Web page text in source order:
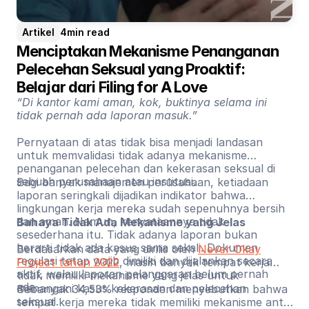
Artikel 4min read
Menciptakan Mekanisme Penanganan
Pelecehan Seksual yang Proaktif:
Belajar dari Filing for A Love
“Di kantor kami aman, kok, buktinya selama ini
tidak pernah ada laporan masuk.”
Pernyataan di atas tidak bisa menjadi landasan
untuk memvalidasi tidak adanya mekanisme
penanganan pelecehan dan kekerasan seksual di
sebuah perusahaan atau institusi.
Bagi banyak manajemen perusahaan, ketiadaan
laporan seringkali dijadikan indikator bahwa
lingkungan kerja mereka sudah sepenuhnya bersih
dan aman. Namun, kenyataannya tidak
sesederhana itu. Tidak adanya laporan bukan
berarti tidak ada kasus sama sekali. Dokumen
regulasi tetap wajib dimiliki dan dijalankan secara
aktif, walau laporan pelanggaran belum pernah
ada.
Bahaya Tidak Ada Mekanisme yang Jelas
Berdasarkan data yang dirilis olehNever Okay
Project tahun 2022, masih banyak tempat kerja
tidak memiliki mekanisme yang jelas untuk
menangani kasus kekerasan dan pelecehan
seksual.
Sebanyak 34,53% responden menyebutkan bahwa
tempat kerja mereka tidak memiliki mekanisme anti-